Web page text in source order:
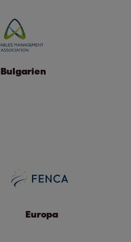
Bulgarien
Europa